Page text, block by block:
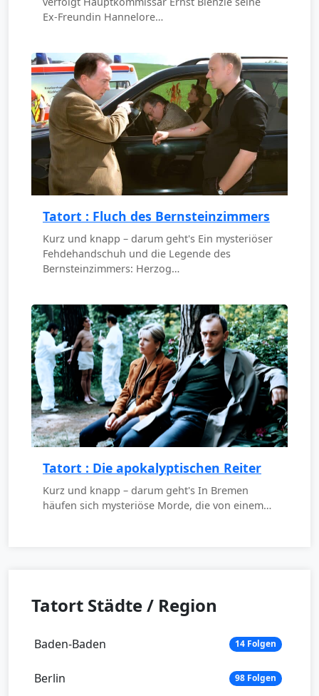
Ex-Freundin Hannelore…
Tatort : Fluch des Bernsteinzimmers
Kurz und knapp – darum geht's Ein mysteriöser
Fehdehandschuh und die Legende des
Bernsteinzimmers: Herzog…
Tatort : Die apokalyptischen Reiter
Kurz und knapp – darum geht's In Bremen
häufen sich mysteriöse Morde, die von einem…
Tatort Städte / Region
Baden-Baden 14 Folgen
Berlin 98 Folgen